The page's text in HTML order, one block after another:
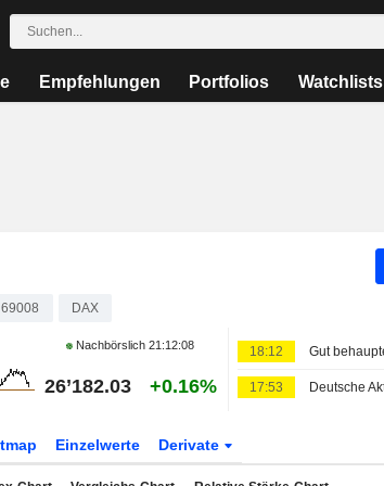
Empfehlungen Portfolios Watchlists
DAX
Nachbörslich21:12:08
26’182.03 +0.16%
18:12
17:53
Einzelwerte Derivate